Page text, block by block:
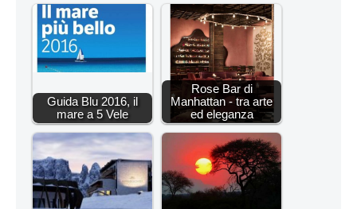
Guida Blu 2016, il
mare a 5 Vele
Rose Bar di
Manhattan - tra arte
ed eleganza